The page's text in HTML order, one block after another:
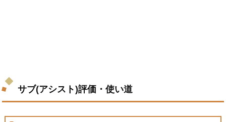
サブ(アシスト)評価・使い道